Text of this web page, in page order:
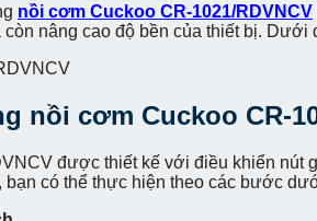
nồi cơm Cuckoo CR-1021/RDVNCV
nâng cao độ bền của thiết bị.
nồi cơm Cuckoo CR-
được thiết kế với điều khiển
có thể thực hiện theo các bước